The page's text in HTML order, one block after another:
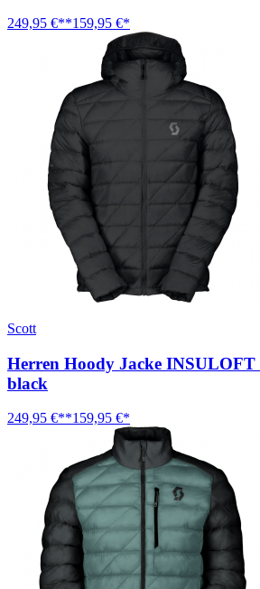
249,95 €**159,95 €*
Scott
Herren Hoody Jacke
black
249,95 €**159,95 €*